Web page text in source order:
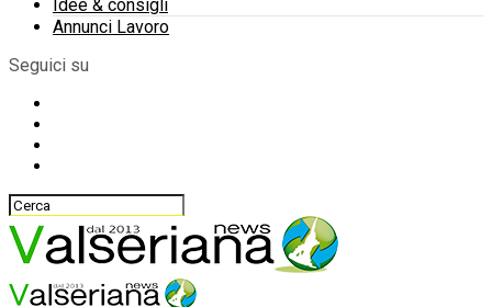
Idee & consigli
Annunci Lavoro
Seguici su